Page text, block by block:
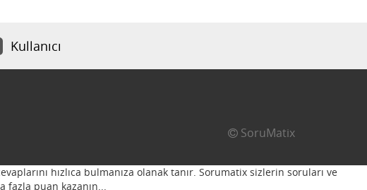
Kullanıcı
SoruMatix
hızlıca bulmanıza olanak tanır. Sorumatix sizlerin soruları ve
fazla puan kazanın...